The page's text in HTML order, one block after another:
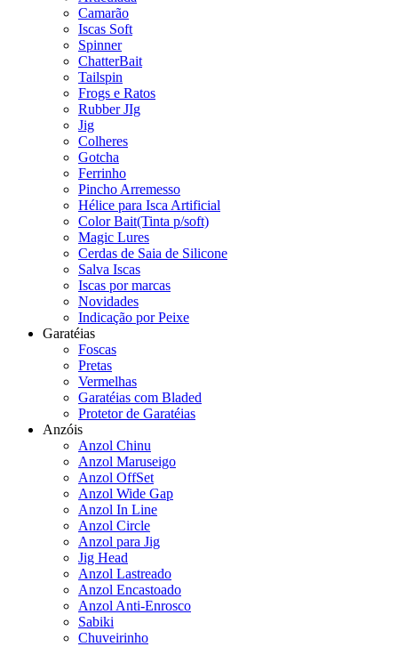
Camarão
Iscas Soft
Spinner
ChatterBait
Tailspin
Frogs e Ratos
Rubber JIg
Jig
Colheres
Gotcha
Ferrinho
Pincho Arremesso
Hélice para Isca Artificial
Color Bait(Tinta p/soft)
Magic Lures
Cerdas de Saia de Silicone
Salva Iscas
Iscas por marcas
Novidades
Indicação por Peixe
Garatéias
Foscas
Pretas
Vermelhas
Garatéias com Bladed
Protetor de Garatéias
Anzóis
Anzol Chinu
Anzol Maruseigo
Anzol OffSet
Anzol Wide Gap
Anzol In Line
Anzol Circle
Anzol para Jig
Jig Head
Anzol Lastreado
Anzol Encastoado
Anzol Anti-Enrosco
Sabiki
Chuveirinho